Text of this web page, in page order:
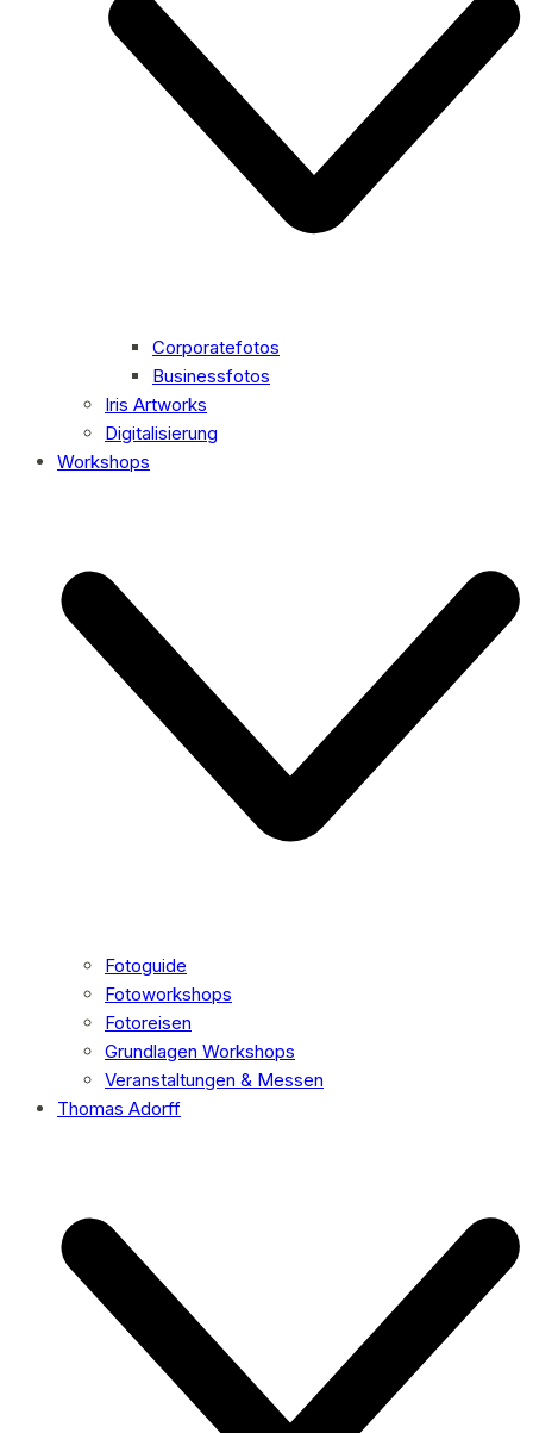
Corporatefotos
Businessfotos
Iris Artworks
Digitalisierung
Workshops
Fotoguide
Fotoworkshops
Fotoreisen
Grundlagen Workshops
Veranstaltungen & Messen
Thomas Adorff